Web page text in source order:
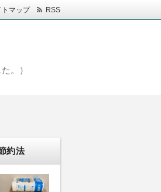
トマップ RSS
。）
約法